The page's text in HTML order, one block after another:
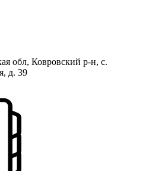
обл, Ковровский р-н, с.
д. 39